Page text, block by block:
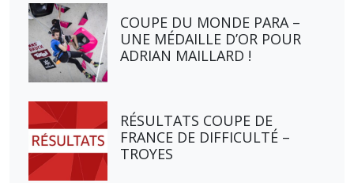
COUPE DU MONDE PARA –
UNE MÉDAILLE D’OR POUR
ADRIAN MAILLARD !
RÉSULTATS COUPE DE
FRANCE DE DIFFICULTÉ –
TROYES